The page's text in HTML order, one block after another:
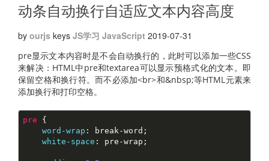
动条自动换行自适应文本内容高度
by ourjs keys JS学习 JavaScript 2019-07-31
pre显示文本内容时是不会自动换行的，此时可以添加一些CSS
来解决： HTML中pre和textarea可以显示预格式化的文本。即
保留空格和换行符。而不必添加<br>和&nbsp;等HTML元素来
添加换行和打印空格。
pre {
word-wrap : break-word;
white-space